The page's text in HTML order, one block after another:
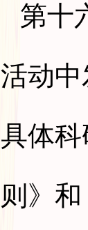
第十
活动
具体
则》